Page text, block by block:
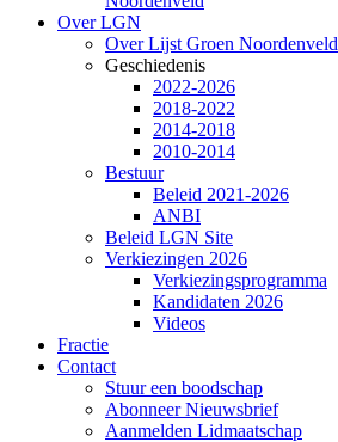
Over LGN
Over Lijst Groen Noordenveld
Geschiedenis
2022-2026
2018-2022
2014-2018
2010-2014
Bestuur
Beleid 2021-2026
ANBI
Beleid LGN Site
Verkiezingen 2026
Verkiezingsprogramma
Kandidaten 2026
Videos
Fractie
Contact
Stuur een boodschap
Abonneer Nieuwsbrief
Aanmelden Lidmaatschap